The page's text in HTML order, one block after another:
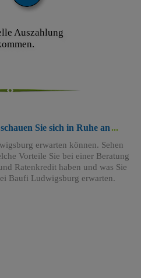
Auszahlung
Sie sich in Ruhe an
erwarten können. Sehen
Vorteile Sie bei einer Beratung
Ratenkredit haben und was Sie
Baufi Ludwigsburg erwarten.